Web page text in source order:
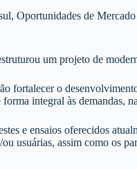
, Oportunidades de Mercado
um projeto de
fortalecer o
integral às
e ensaios oferecidos
usuárias, assim como os